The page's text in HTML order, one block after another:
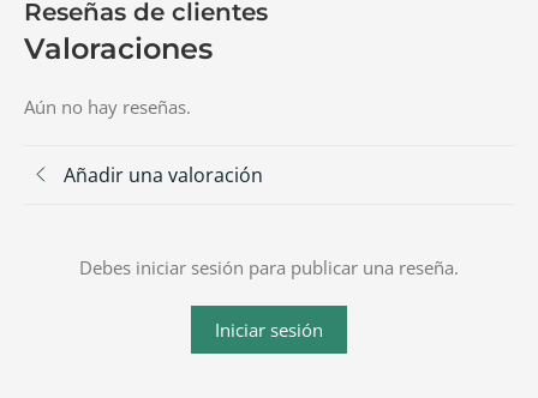
Reseñas de clientes
Valoraciones
Aún no hay reseñas.
Añadir una valoración
Debes iniciar sesión para publicar una reseña.
Iniciar sesión